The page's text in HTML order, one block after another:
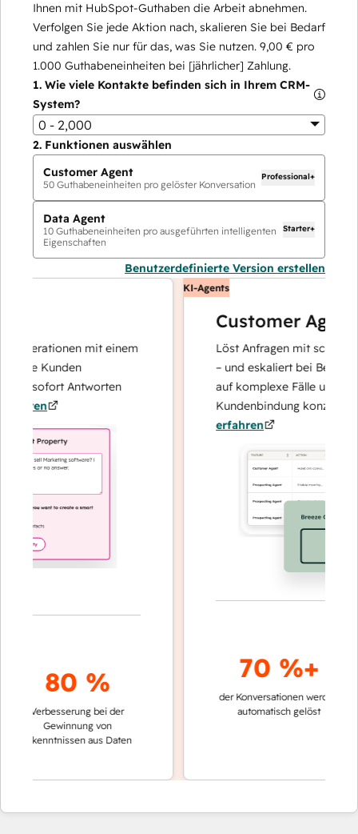
Ihnen mit HubSpot-Guthaben die Arbeit abnehmen.
Verfolgen Sie jede Aktion nach, skalieren Sie bei Bedarf
und zahlen Sie nur für das, was Sie nutzen. 9,00 € pro
1.000 Guthabeneinheiten bei [jährlicher] Zahlung.
1. Wie viele Kontakte befinden sich in Ihrem CRM-
System?
0 - 2,000
2. Funktionen auswählen
Customer Agent
50 Guthabeneinheiten pro gelöster Konversation
Professional+
Data Agent
10 Guthabeneinheiten pro ausgeführten intelligenten
Eigenschaften
Starter+
Benutzerdefinierte Version erstellen
mit einem
Kunden
sofort Antworten
80 %
Verbesserung bei der
Gewinnung von
aus Daten
KI-Agents
Customer Agent
Löst Anfragen mit schnellen,
– und eskaliert bei Bedarf,
auf komplexe Fälle und den
Kundenbindung konzentrieren
erfahren
70 %+
der Konversationen werden
automatisch gelöst